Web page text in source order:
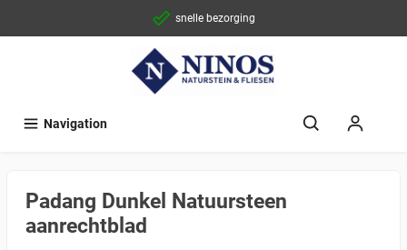
snelle bezorging
Navigation
Padang Dunkel Natuursteen
aanrechtblad